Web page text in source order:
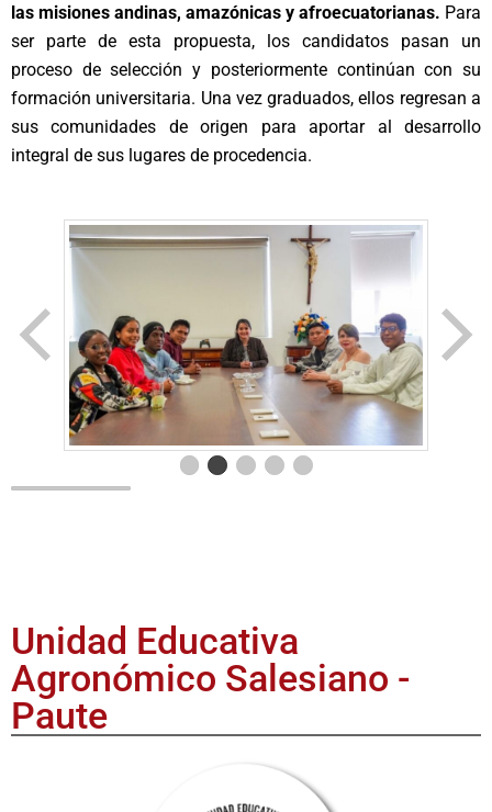
las misiones andinas, amazónicas y afroecuatorianas. Para
ser parte de esta propuesta, los candidatos pasan un
proceso de selección y posteriormente continúan con su
formación universitaria. Una vez graduados, ellos regresan a
sus comunidades de origen para aportar al desarrollo
integral de sus lugares de procedencia.
Unidad Educativa
Agronómico Salesiano -
Paute